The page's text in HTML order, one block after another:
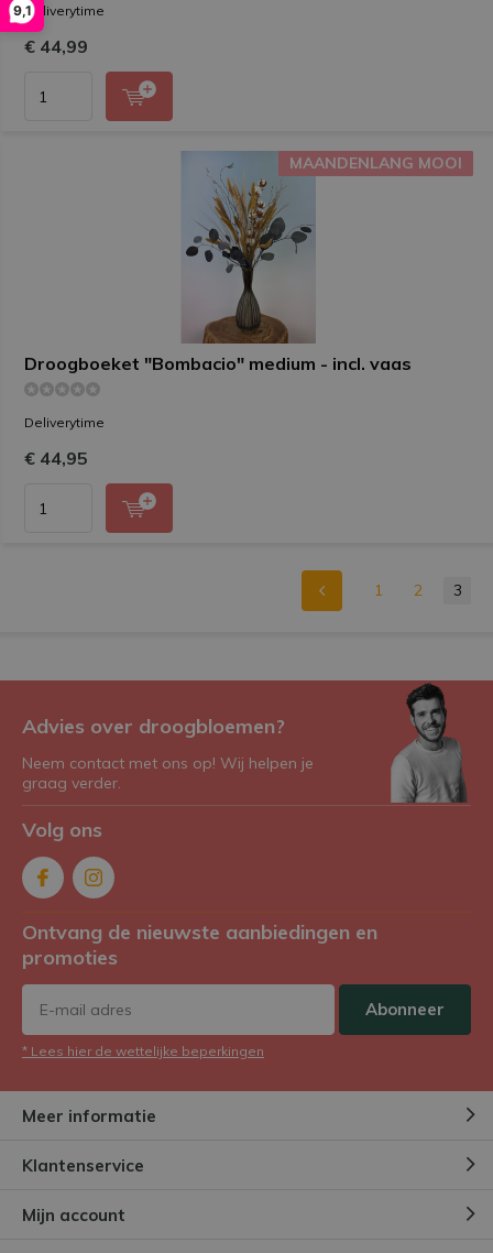
9,1Deliverytime
€ 44,99
Droogboeket "Bombacio" medium - incl. vaas
Deliverytime
MAANDENLANG MOOI
€ 44,95
MAANDENLANG MOOI
1 2 3
Advies over droogbloemen?
Neem contact met ons op! Wij helpen je
graag verder.
Volg ons
Ontvang de nieuwste aanbiedingen en
promoties
Abonneer
* Lees hier de wettelijke beperkingen
Meer informatie
Klantenservice
Mijn account